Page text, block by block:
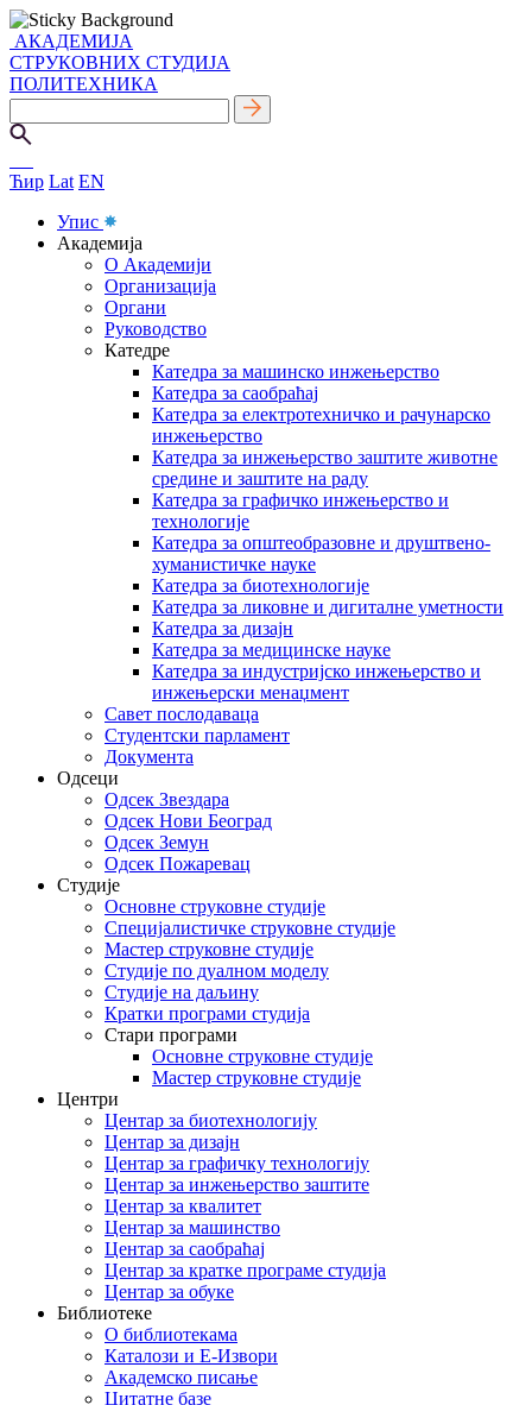
АКАДЕМИЈА
СТРУКОВНИХ СТУДИЈА
ПОЛИТЕХНИКА
Ћир Lat EN
Упис
Академија
О Академији
Организација
Органи
Руководство
Катедре
Катедра за машинско инжењерство
Катедра за саобраћај
Катедра за електротехничко и рачунарско
инжењерство
Катедра за инжењерство заштите животне
средине и заштите на раду
Катедра за графичко инжењерство и
технологије
Катедра за општеобразовне и друштвено-
хуманистичке науке
Катедра за биотехнологије
Катедра за ликовне и дигиталне уметности
Катедра за дизајн
Катедра за медицинске науке
Катедра за индустријско инжењерство и
инжењерски менаџмент
Савет послодаваца
Студентски парламент
Документа
Одсеци
Одсек Звездара
Одсек Нови Београд
Одсек Земун
Одсек Пожаревац
Студије
Основне струковне студије
Специјалистичке струковне студије
Мастер струковне студије
Студије по дуалном моделу
Студије на даљину
Кратки програми студија
Стари програми
Основне струковне студије
Мастер струковне студије
Центри
Центар за биотехнологију
Центар за дизајн
Центар за графичку технологију
Центар за инжењерство заштите
Центар за квалитет
Центар за машинство
Центар за саобраћај
Центар за кратке програме студија
Центар за обуке
Библиотеке
O библиотекама
Каталози и Е-Извори
Академско писање
Цитатне базе